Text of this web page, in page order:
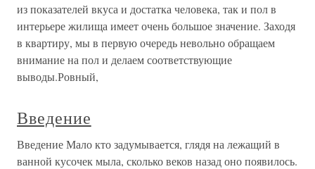
из показателей вкуса и достатка человека, так и пол в
интерьере жилища имеет очень большое значение. Заходя
в квартиру, мы в первую очередь невольно обращаем
внимание на пол и делаем соответствующие
выводы.Ровный,
Введение
Введение Мало кто задумывается, глядя на лежащий в
ванной кусочек мыла, сколько веков назад оно появилось.